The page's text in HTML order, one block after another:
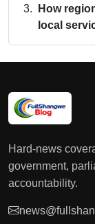
How
local
Hard-news
government,
accountability.